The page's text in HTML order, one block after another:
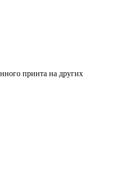
принта на других